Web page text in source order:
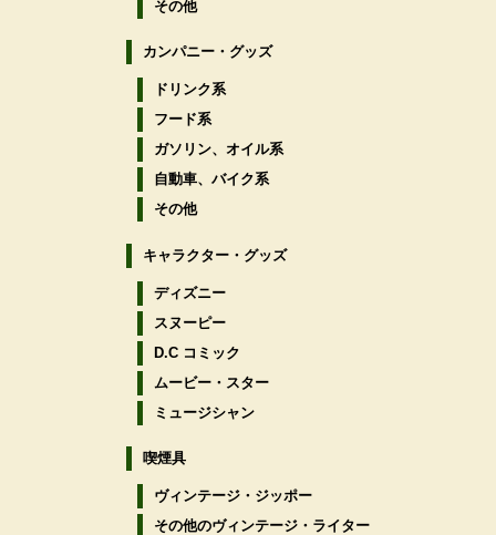
その他
カンパニー・グッズ
ドリンク系
フード系
ガソリン、オイル系
自動車、バイク系
その他
キャラクター・グッズ
ディズニー
スヌーピー
D.C コミック
ムービー・スター
ミュージシャン
喫煙具
ヴィンテージ・ジッポー
その他のヴィンテージ・ライター